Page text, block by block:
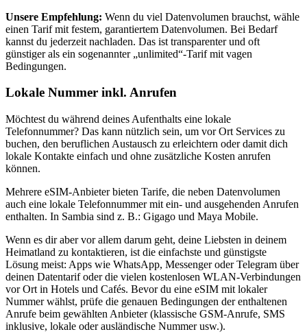
Unsere Empfehlung: Wenn du viel Datenvolumen brauchst, wähle
einen Tarif mit festem, garantiertem Datenvolumen. Bei Bedarf
kannst du jederzeit nachladen. Das ist transparenter und oft
günstiger als ein sogenannter „unlimited“-Tarif mit vagen
Bedingungen.
Lokale Nummer inkl. Anrufen
Möchtest du während deines Aufenthalts eine lokale
Telefonnummer? Das kann nützlich sein, um vor Ort Services zu
buchen, den beruflichen Austausch zu erleichtern oder damit dich
lokale Kontakte einfach und ohne zusätzliche Kosten anrufen
können.
Mehrere eSIM-Anbieter bieten Tarife, die neben Datenvolumen
auch eine lokale Telefonnummer mit ein- und ausgehenden Anrufen
enthalten. In Sambia sind z. B.: Gigago und Maya Mobile.
Wenn es dir aber vor allem darum geht, deine Liebsten in deinem
Heimatland zu kontaktieren, ist die einfachste und günstigste
Lösung meist: Apps wie WhatsApp, Messenger oder Telegram über
deinen Datentarif oder die vielen kostenlosen WLAN-Verbindungen
vor Ort in Hotels und Cafés. Bevor du eine eSIM mit lokaler
Nummer wählst, prüfe die genauen Bedingungen der enthaltenen
Anrufe beim gewählten Anbieter (klassische GSM-Anrufe, SMS
inklusive, lokale oder ausländische Nummer usw.).